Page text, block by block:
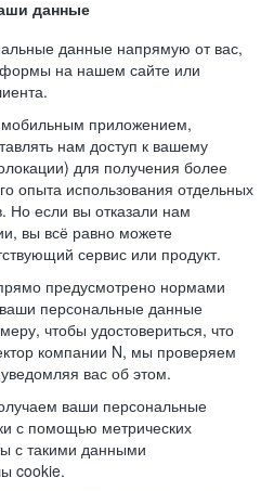
данные
данные напрямую от вас,
формы на нашем сайте или
мобильным приложением,
нам доступ к вашему
для получения более
опыта использования отдельных
Но если вы отказали нам
вы всё равно можете
сервис или продукт.
предусмотрено нормами
персональные данные
чтобы удостовериться, что
компании N, мы проверяем
вас об этом.
ваши персональные
с помощью метрических
с такими данными
cookie.